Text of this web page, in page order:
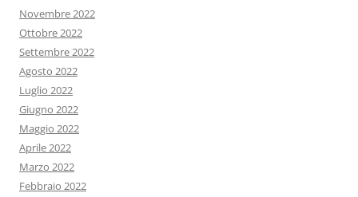
Novembre 2022
Ottobre 2022
Settembre 2022
Agosto 2022
Luglio 2022
Giugno 2022
Maggio 2022
Aprile 2022
Marzo 2022
Febbraio 2022